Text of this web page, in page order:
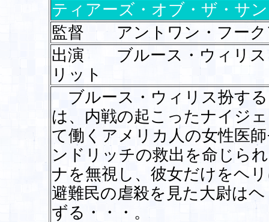
ティアーズ・オブ・ザ・サン
監督 アントワン・フーク
出演 ブルース・ウィリ
リット
ブルース・ウィリス扮す
は、内戦の起こったナイジ
て働くアメリカ人の女性医
ンドリッチの救出を命じら
ナを無視し、彼女だけをヘ
避難民の虐殺を見た大尉は
ずる・・・。